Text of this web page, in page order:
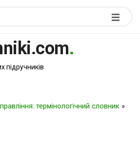
.
підручників
термінологічний словник »